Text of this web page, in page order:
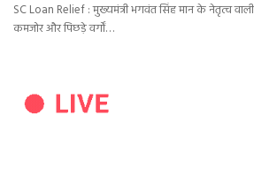
SC Loan Relief : मुख्यमंत्री भगवंत सिंह मान के नेतृत्व वाली
कमजोर और पिछड़े वर्गों…